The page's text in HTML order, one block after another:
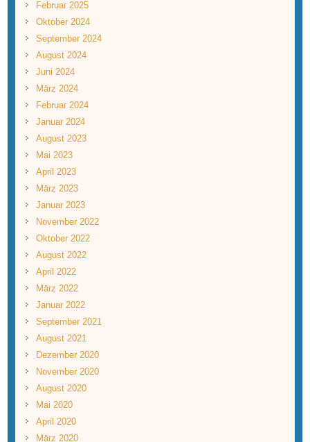
Februar 2025
Oktober 2024
September 2024
August 2024
Juni 2024
März 2024
Februar 2024
Januar 2024
August 2023
Mai 2023
April 2023
März 2023
Januar 2023
November 2022
Oktober 2022
August 2022
April 2022
März 2022
Januar 2022
September 2021
August 2021
Dezember 2020
November 2020
August 2020
Mai 2020
April 2020
März 2020